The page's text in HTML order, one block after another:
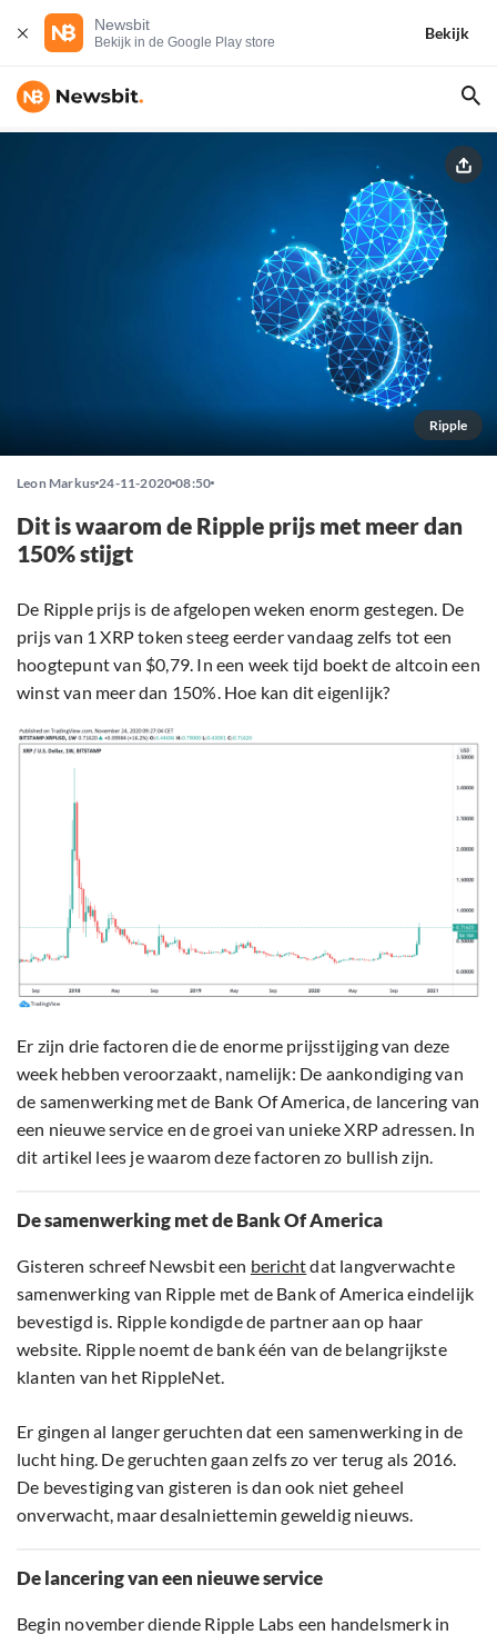
Newsbit
Bekijk in de Google Play store
Bekijk
Ripple
Leon Markus 24-11-2020 08:50
Dit is waarom de Ripple prijs met meer dan
150% stijgt
De Ripple prijs is de afgelopen weken enorm gestegen. De
prijs van 1 XRP token steeg eerder vandaag zelfs tot een
hoogtepunt van $0,79. In een week tijd boekt de altcoin een
winst van meer dan 150%. Hoe kan dit eigenlijk?
Er zijn drie factoren die de enorme prijsstijging van deze
week hebben veroorzaakt, namelijk: De aankondiging van
de samenwerking met de Bank Of America, de lancering van
een nieuwe service en de groei van unieke XRP adressen. In
dit artikel lees je waarom deze factoren zo bullish zijn.
De samenwerking met de Bank Of America
Gisteren schreef Newsbit een berichtdat langverwachte
samenwerking van Ripple met de Bank of America eindelijk
bevestigd is. Ripple kondigde de partner aan op haar
website. Ripple noemt de bank één van de belangrijkste
klanten van het RippleNet.
Er gingen al langer geruchten dat een samenwerking in de
lucht hing. De geruchten gaan zelfs zo ver terug als 2016.
De bevestiging van gisteren is dan ook niet geheel
onverwacht, maar desalniettemin geweldig nieuws.
De lancering van een nieuwe service
Begin november diende Ripple Labs een handelsmerk in